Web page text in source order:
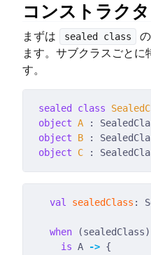
コンストラクタ
まずは sealed class
ます。サブクラスごとに
す。
sealed class
object A :
object
B :
object
C :
val sealedClass :
when
is A ->